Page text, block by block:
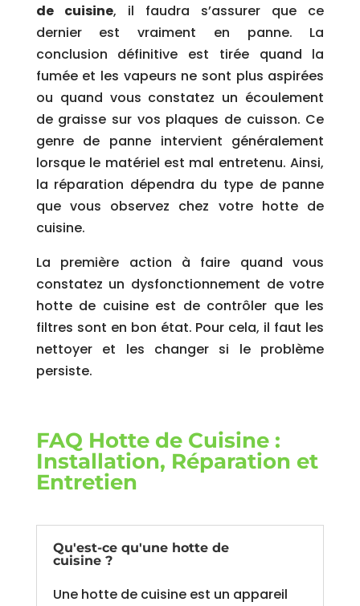
de cuisine, il faudra s’assurer que ce
dernier est vraiment en panne. La
conclusion définitive est tirée quand la
fumée et les vapeurs ne sont plus aspirées
ou quand vous constatez un écoulement
de graisse sur vos plaques de cuisson. Ce
genre de panne intervient généralement
lorsque le matériel est mal entretenu. Ainsi,
la réparation dépendra du type de panne
que vous observez chez votre hotte de
cuisine.
La première action à faire quand vous
constatez un dysfonctionnement de votre
hotte de cuisine est de contrôler que les
filtres sont en bon état. Pour cela, il faut les
nettoyer et les changer si le problème
persiste.
FAQ Hotte de Cuisine :
Installation, Réparation et
Entretien
Qu'est-ce qu'une hotte de
cuisine ?
Une hotte de cuisine est un appareil